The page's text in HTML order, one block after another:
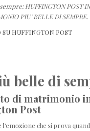
HUFFINGTON POST
PIU’ BELLE DI SEMPRE.
SU HUFFINGTON POST
belle di
di matrimonio
Post
l’emozione che si prova